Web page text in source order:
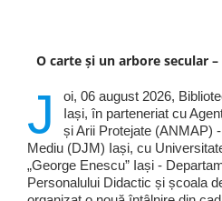
O carte și un arbore secular
J
oi, 06 august 2026,
Iași, în parteneriat cu
și Arii Protejate (ANMAP)
Mediu (DJM) Iași, cu
„George Enescu” Iași -
Personalului Didactic și școala